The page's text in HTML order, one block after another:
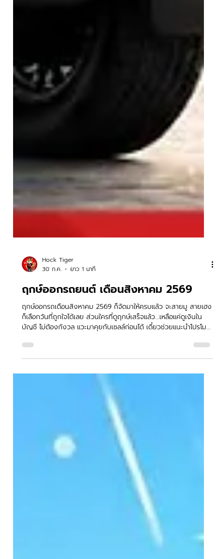
Hock Tiger
ฤกษ์ออกรถยนต์ เดือนสิงหาคม 2569
ฤกษ์ออกรถเดือนสิงหาคม 2569 ก็จัดมาให้ครบแล้ว จะสายมู สายเฮง
ก็เลือกวันที่ถูกใจได้เลย ส่วนใครที่ดูฤกษ์เสร็จแล้ว...เหลือแค่ดูเงินใน
บัญชี ไม่ต้องกังวล แวะมาคุยกับเซลล์ก่อนได้ เดี๋ยวช่วยแนะนำโปรโม
ชั่นและค่างวดให้แบบเบาๆ